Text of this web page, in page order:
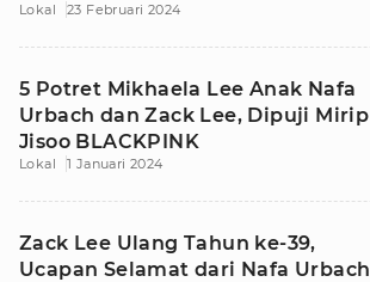
Lokal 23 Februari 2024
5 Potret Mikhaela Lee Anak Nafa
Urbach dan Zack Lee, Dipuji Mirip
Jisoo BLACKPINK
Lokal 1 Januari 2024
Zack Lee Ulang Tahun ke-39,
Ucapan Selamat dari Nafa Urbach